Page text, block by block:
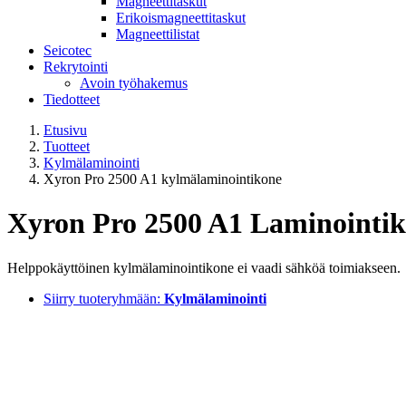
Erikoismagneettitaskut
Magneettilistat
Seicotec
Rekrytointi
Avoin työhakemus
Tiedotteet
Etusivu
Tuotteet
Kylmälaminointi
Xyron Pro 2500 A1 kylmälaminointikone
Xyron Pro 2500 A1
Helppokäyttöinen kylmälaminointikone ei vaadi sähköä toimiakseen.
Siirry tuoteryhmään: Kylmälaminointi